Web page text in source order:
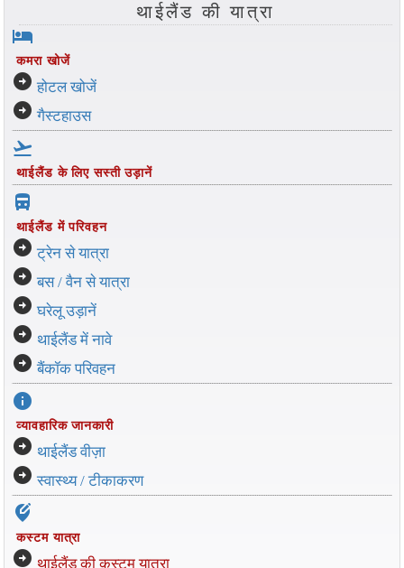
थाईलैंड की यात्रा
hotel
कमरा खोजें
arrow_circle_right होटल खोजें
arrow_circle_right गैस्टहाउस
flight_takeoff
थाईलैंड के लिए सस्ती उड़ानें
directions_bus_filled
थाईलैंड में परिवहन
arrow_circle_right ट्रेन से यात्रा
arrow_circle_right बस / वैन से यात्रा
arrow_circle_right घरेलू उड़ानें
arrow_circle_right थाईलैंड में नावे
arrow_circle_right बैंकॉक परिवहन
info
व्यावहारिक जानकारी
arrow_circle_right थाईलैंड वीज़ा
arrow_circle_right स्वास्थ्य / टीकाकरण
edit_location_alt
कस्टम यात्रा
arrow_circle_right थाईलैंड की कस्टम यात्रा